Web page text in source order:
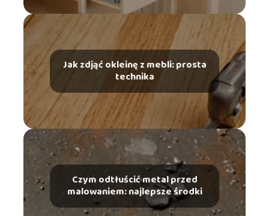
Jak zdjąć okleinę z mebli: prosta
technika
Czym odtłuścić metal przed
malowaniem: najlepsze środki